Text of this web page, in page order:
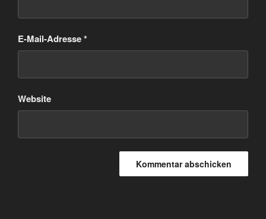
E-Mail-Adresse*
Website